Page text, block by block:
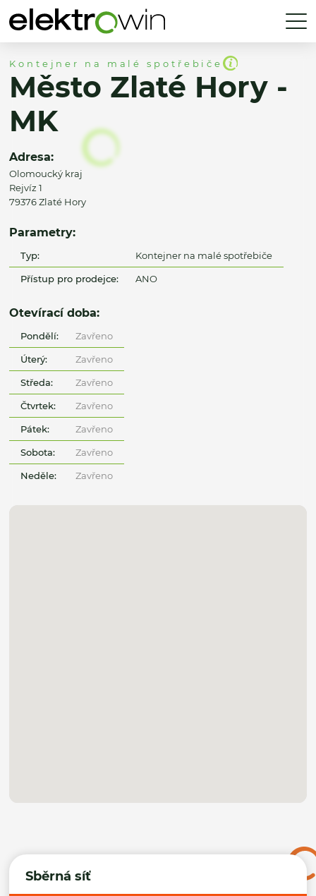
Sběrná síť
Kontejner na malé spotřebiče
Město Zlaté Hory -
MK
Adresa:
Olomoucký kraj
Rejvíz 1
79376 Zlaté Hory
Parametry:
Typ: Kontejner na malé spotřebiče
Přístup pro prodejce: ANO
Otevírací doba:
Pondělí: Zavřeno
Úterý: Zavřeno
Středa: Zavřeno
Čtvrtek: Zavřeno
Pátek: Zavřeno
Sobota: Zavřeno
Neděle: Zavřeno